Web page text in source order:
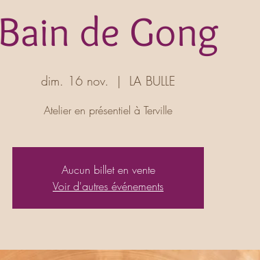
Bain de Gong
dim. 16 nov.
  |
LA BULLE
Atelier en présentiel à Terville
Aucun billet en vente
Voir d'autres événements